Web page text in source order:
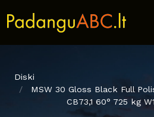
Diski
MSW 30 Gloss Black Full
CB73,1 60° 725 kg